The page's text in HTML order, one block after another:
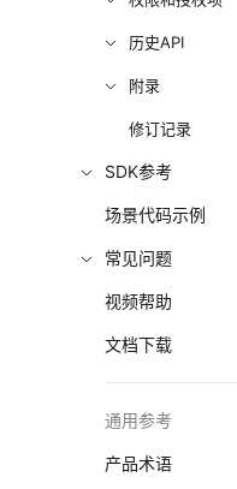
历史API
附录
修订记录
SDK参考
场景代码示例
常见问题
视频帮助
文档下载
通用参考
产品术语